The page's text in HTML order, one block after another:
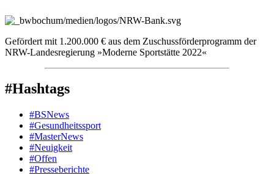
Gefördert mit 1.200.000 € aus dem Zuschussförderprogramm der
NRW-Landesregierung »Moderne Sportstätte 2022«
#Hashtags
#BSNews
#Gesundheitssport
#MasterNews
#Neuigkeit
#Offen
#Presse­berichte